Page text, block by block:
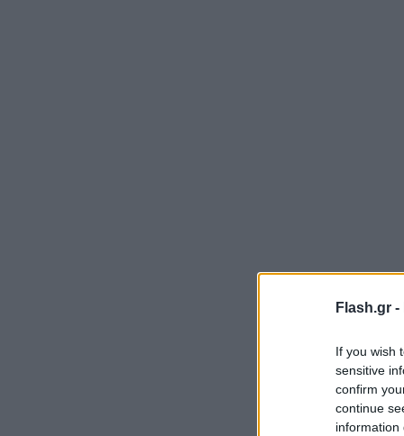
Flash.gr -
If you wish
sensitive
confirm
continue
information